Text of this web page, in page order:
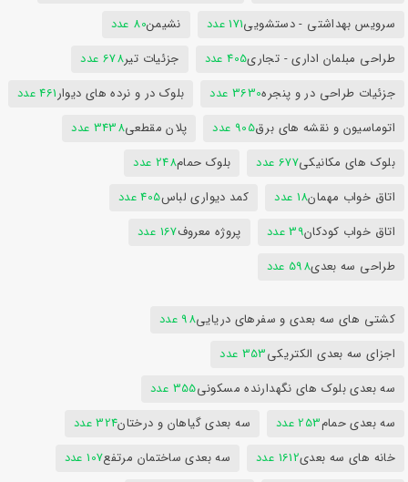
سرویس بهداشتی - دستشویی171 عدد نشیمن80 عدد
طراحی مبلمان اداری - تجاری405 عدد جزئیات تیر678 عدد
جزئیات طراحی در و پنجره3630 عدد بلوک در و نرده های دیوار461 عدد
اتوماسیون و نقشه های برق905 عدد پلان مقطعی3438 عدد
بلوک های مکانیکی677 عدد بلوک حمام248 عدد
اتاق خواب مهمان18 عدد کمد دیواری لباس405 عدد
اتاق خواب کودکان39 عدد پروژه معروف167 عدد
طراحی سه بعدی598 عدد
کشتی های سه بعدی و سفرهای دریایی98 عدد
اجزای سه بعدی الکتریکی353 عدد
سه بعدی بلوک های نگهدارنده مسکونی355 عدد
سه بعدی حمام253 عدد سه بعدی گیاهان و درختان324 عدد
خانه های سه بعدی1612 عدد سه بعدی ساختمان مرتفع107 عدد